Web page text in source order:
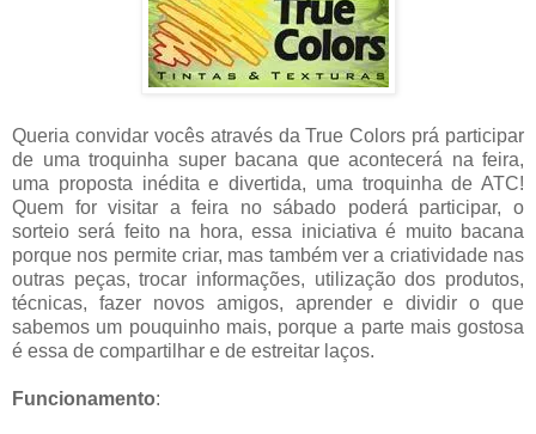
Queria convidar vocês através da True Colors prá participar
de uma troquinha super bacana que acontecerá na feira,
uma proposta inédita e divertida, uma troquinha de ATC!
Quem for visitar a feira no sábado poderá participar, o
sorteio será feito na hora, essa iniciativa é muito bacana
porque nos permite criar, mas também ver a criatividade nas
outras peças, trocar informações, utilização dos produtos,
técnicas, fazer novos amigos, aprender e dividir o que
sabemos um pouquinho mais, porque a parte mais gostosa
é essa de compartilhar e de estreitar laços.
Funcionamento: